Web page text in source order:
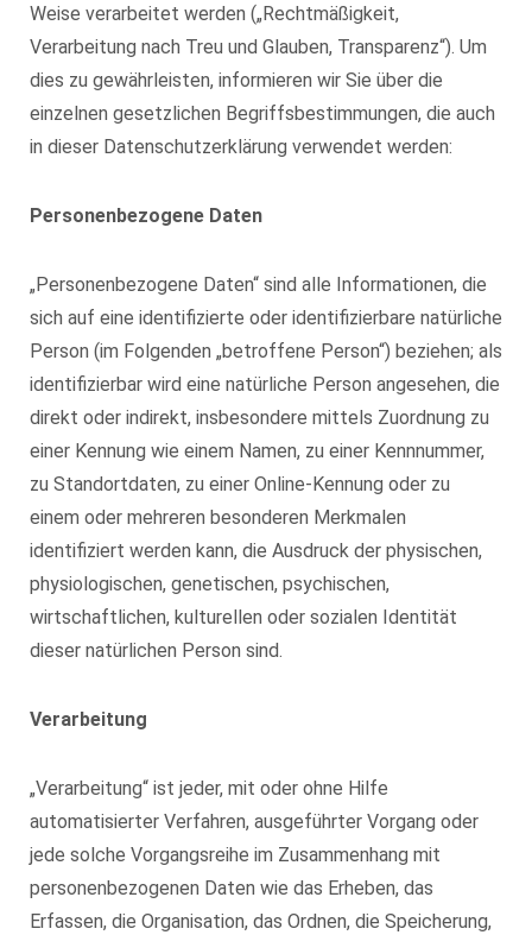
Weise verarbeitet werden („Rechtmäßigkeit,
Verarbeitung nach Treu und Glauben, Transparenz“). Um
dies zu gewährleisten, informieren wir Sie über die
einzelnen gesetzlichen Begriffsbestimmungen, die auch
in dieser Datenschutzerklärung verwendet werden:
Personenbezogene Daten
„Personenbezogene Daten“ sind alle Informationen, die
sich auf eine identifizierte oder identifizierbare natürliche
Person (im Folgenden „betroffene Person“) beziehen; als
identifizierbar wird eine natürliche Person angesehen, die
direkt oder indirekt, insbesondere mittels Zuordnung zu
einer Kennung wie einem Namen, zu einer Kennnummer,
zu Standortdaten, zu einer Online-Kennung oder zu
einem oder mehreren besonderen Merkmalen
identifiziert werden kann, die Ausdruck der physischen,
physiologischen, genetischen, psychischen,
wirtschaftlichen, kulturellen oder sozialen Identität
dieser natürlichen Person sind.
Verarbeitung
„Verarbeitung“ ist jeder, mit oder ohne Hilfe
automatisierter Verfahren, ausgeführter Vorgang oder
jede solche Vorgangsreihe im Zusammenhang mit
personenbezogenen Daten wie das Erheben, das
Erfassen, die Organisation, das Ordnen, die Speicherung,